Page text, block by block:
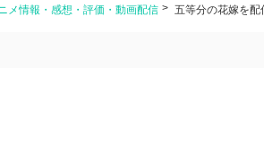
メ情報・感想・評価・動画配信 五等分の花嫁を配